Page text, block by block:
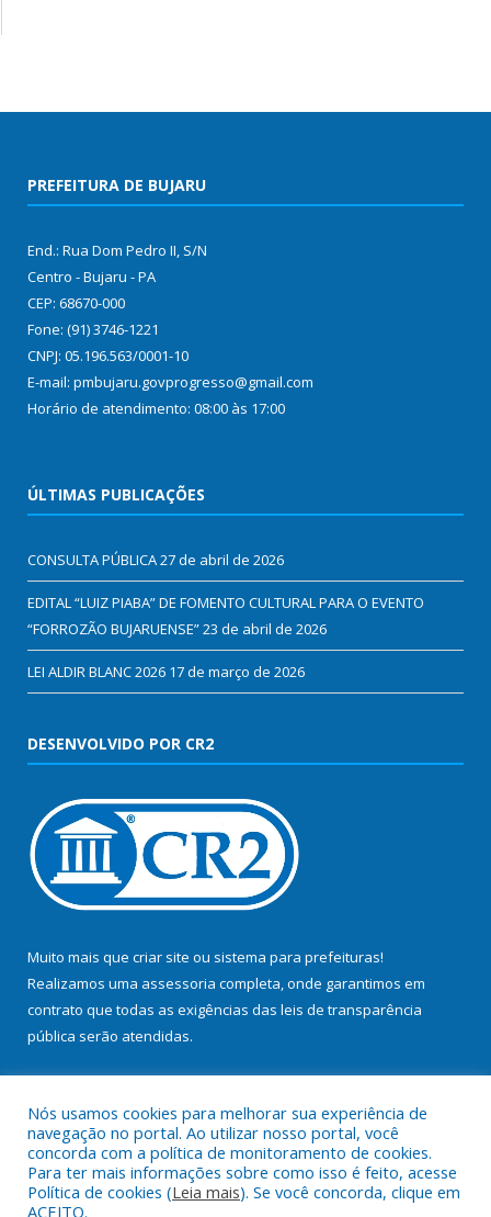
PREFEITURA DE BUJARU
End.: Rua Dom Pedro II, S/N
Centro - Bujaru - PA
CEP: 68670-000
Fone: (91) 3746-1221
CNPJ: 05.196.563/0001-10
E-mail: pmbujaru.govprogresso@gmail.com
Horário de atendimento: 08:00 às 17:00
ÚLTIMAS PUBLICAÇÕES
CONSULTA PÚBLICA27 de abril de 2026
EDITAL “LUIZ PIABA” DE FOMENTO CULTURAL PARA O EVENTO
“FORROZÃO BUJARUENSE”23 de abril de 2026
LEI ALDIR BLANC 2026 17 de março de 2026
DESENVOLVIDO POR CR2
Muito mais que criar site ou sistema para prefeituras!
Realizamos uma assessoria completa, onde garantimos em
contrato que todas as exigências das leis de transparência
pública serão atendidas.
Todos os direitos reservados a Prefeitura Municipal de Bujaru.
Nós usamos cookies para melhorar sua experiência de
navegação no portal. Ao utilizar nosso portal, você
concorda com a política de monitoramento de cookies.
Para ter mais informações sobre como isso é feito, acesse
Política de cookies (Leia mais). Se você concorda, clique em
ACEITO.